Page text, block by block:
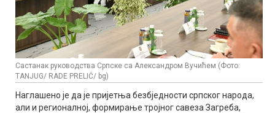
Састанак руководства Српске са Александром Вучићем (Фото:
TANJUG/ RADE PRELIĆ/ bg)
Наглашено је да је пријетња безбједности српског народа,
али и регионалној, формирање тројног савеза Загреба,